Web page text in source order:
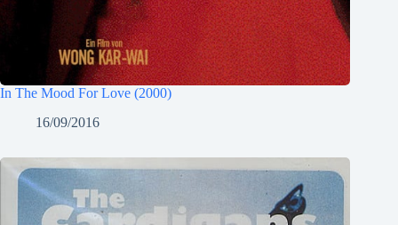
In The Mood For Love (2000)
16/09/2016